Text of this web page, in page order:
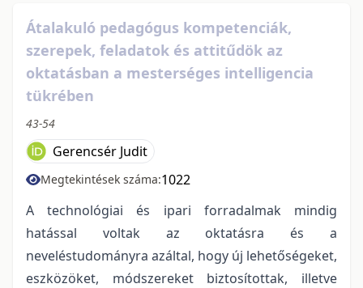
Átalakuló pedagógus kompetenciák,
szerepek, feladatok és attitűdök az
oktatásban a mesterséges intelligencia
tükrében
43-54
Gerencsér Judit
Megtekintések száma:1022
A technológiai és ipari forradalmak mindig
hatással voltak az oktatásra és a
neveléstudományra azáltal, hogy új lehetőségeket,
eszközöket, módszereket biztosítottak, illetve